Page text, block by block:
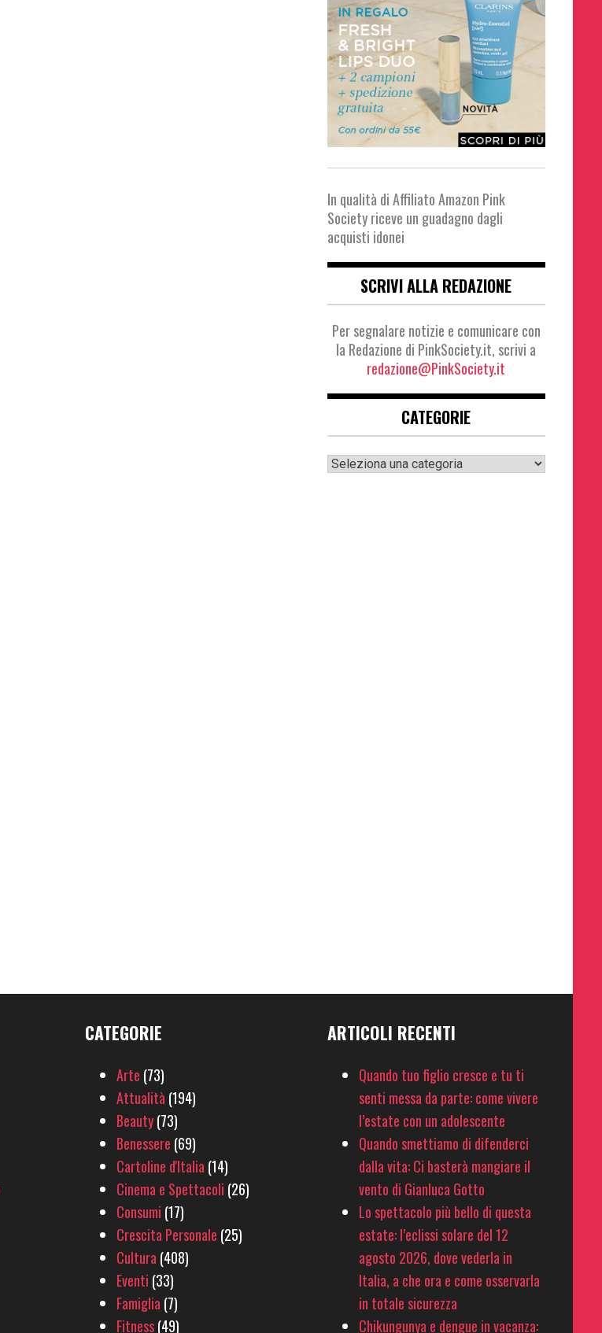
In qualità di Affiliato Amazon Pink
Society riceve un guadagno dagli
acquisti idonei
SCRIVI ALLA REDAZIONE
Per segnalare notizie e comunicare con
la Redazione di PinkSociety.it, scrivi a
redazione@PinkSociety.it
CATEGORIE
Categorie
CATEGORIE
Arte (73)
Attualità (194)
Beauty(73)
Benessere (69)
Cartoline d'Italia (14)
Cinema e Spettacoli (26)
Consumi (17)
Crescita Personale (25)
Cultura (408)
Eventi (33)
Famiglia (7)
Fitness(49)
ARTICOLI RECENTI
Quando tuo figlio cresce e tu ti
senti messa da parte: come vivere
l’estate con un adolescente
Quando smettiamo di difenderci
dalla vita: Ci basterà mangiare il
vento di Gianluca Gotto
Lo spettacolo più bello di questa
estate: l’eclissi solare del 12
agosto 2026, dove vederla in
Italia, a che ora e come osservarla
in totale sicurezza
Chikungunya e dengue in vacanza: